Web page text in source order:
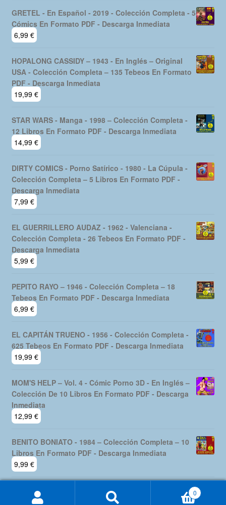
GRETEL - En Español - 2019 - Colección Completa - 5
Cómics En Formato PDF - Descarga Inmediata
6,99 €
HOPALONG CASSIDY – 1943 - En Inglés – Original
USA - Colección Completa – 135 Tebeos En Formato
PDF - Descarga Inmediata
19,99 €
STAR WARS - Manga - 1998 – Colección Completa -
12 Libros En Formato PDF - Descarga Inmediata
14,99 €
DIRTY COMICS - Porno Satírico - 1980 - La Cúpula -
Colección Completa – 5 Libros En Formato PDF -
Descarga Inmediata
7,99 €
EL GUERRILLERO AUDAZ - 1962 - Valenciana -
Colección Completa - 26 Tebeos En Formato PDF -
Descarga Inmediata
5,99 €
PEPITO RAYO – 1946 - Colección Completa – 18
Tebeos En Formato PDF - Descarga Inmediata
6,99 €
EL CAPITÁN TRUENO - 1956 - Colección Completa -
625 Tebeos En Formato PDF - Descarga Inmediata
19,99 €
MOM'S HELP – Vol. 4 - Cómic Porno 3D - En Inglés –
Colección De 10 Libros En Formato PDF - Descarga
Inmediata
12,99 €
BENITO BONIATO - 1984 – Colección Completa – 10
Libros En Formato PDF - Descarga Inmediata
9,99 €
0